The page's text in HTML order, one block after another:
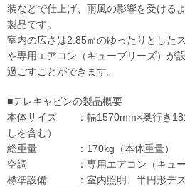
装などで仕上げ、雨風の影響を受ける
製品です。
室内の広さは2.85㎡のゆったりとした
や専用エアコン（キューブリーズ）が
過ごすことができます。
■テレキャビンの製品概要
本体サイズ ：幅1570mm×奥行き
しを含む）
総重量 ：170kg（本体重量）
空調 ：専用エアコン（キューブ
標準設備 ：室内照明、半円形デス